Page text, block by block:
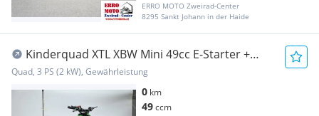
ERRO MOTO Zweirad-Center
8295 Sankt Johann in der Haide
Kinderquad XTL XBW Mini 49cc E-Starter +
Seilzug
Quad, 3 PS (2 kW), Gewährleistung
0 km
49ccm